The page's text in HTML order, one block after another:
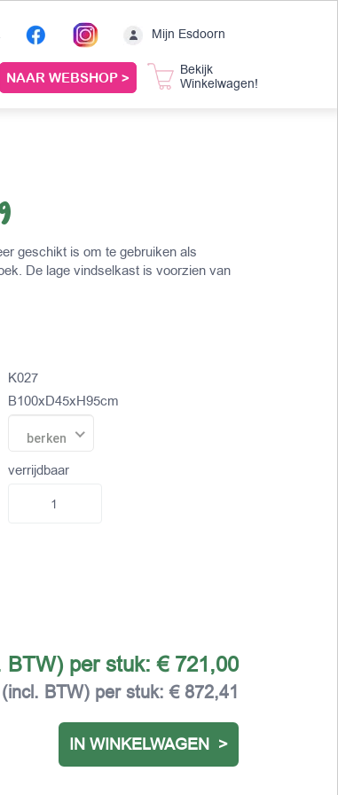
Mijn Esdoorn
NAAR WEBSHOP >
Bekijk
Winkelwagen!
geschikt is om te gebruiken als
De lage vindselkast is voorzien van
K027
B100xD45xH95cm
berken
verrijdbaar
BTW) per stuk:€ 721,00
BTW) per stuk:€ 872,41
IN WINKELWAGEN >